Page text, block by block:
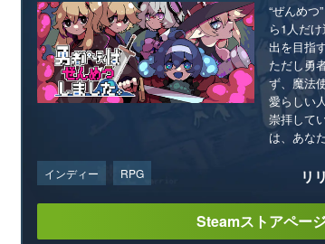
“ぜんめ
ら1人だ
出を目指
ただし勇
ず、魔法
愛らしい
崇拝して
は、あな
インディー RPG リ
Steamストアペー